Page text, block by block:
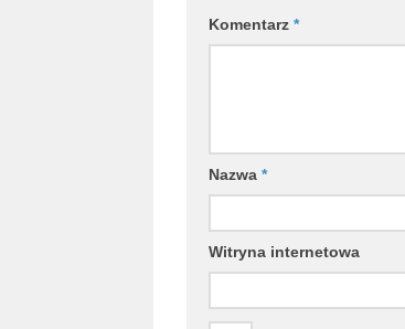
Komentarz *
Nazwa *
Witryna internetowa